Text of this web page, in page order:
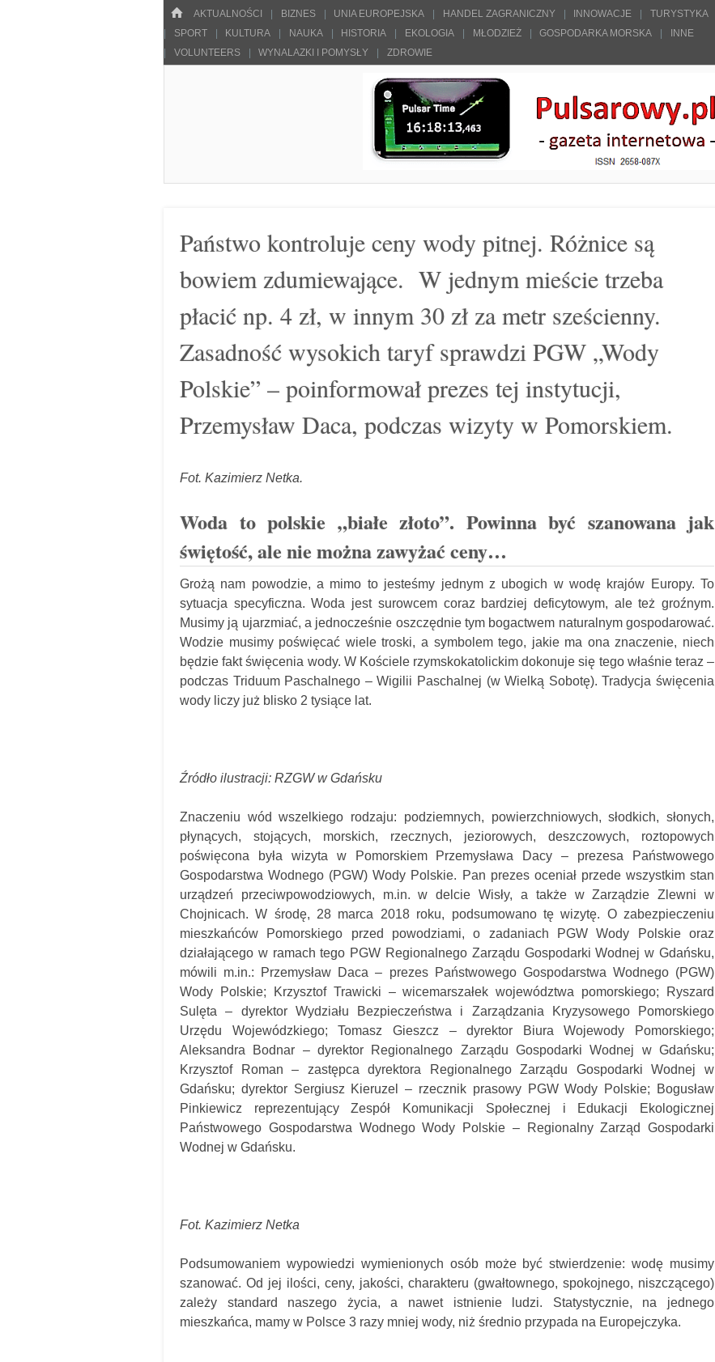
HOME
Menu
SKOCZ DO TREŚCI
AKTUALNOŚCI BIZNES UNIA EUROPEJSKA HANDEL ZAGRANICZNY INNOWACJE
TURYSTYKA
SPORT
KULTURA NAUKA HISTORIA EKOLOGIA MŁODZIEŻ GOSPODARKA MORSKA
INNE
VOLUNTEERS
WYNALAZKI I POMYSŁY ZDROWIE
Państwo kontroluje ceny wody pitnej. Różnice są
bowiem zdumiewające. W jednym mieście trzeba
płacić np. 4 zł, w innym 30 zł za metr sześcienny.
Zasadność wysokich taryf sprawdzi PGW „Wody
Polskie” – poinformował prezes tej instytucji,
Przemysław Daca, podczas wizyty w Pomorskiem.
Fot. Kazimierz Netka.
Woda to polskie „białe złoto”. Powinna być szanowana jak
świętość, ale nie można zawyżać ceny…
Grożą nam powodzie, a mimo to jesteśmy jednym z ubogich w wodę krajów Europy. To
sytuacja specyficzna. Woda jest surowcem coraz bardziej deficytowym, ale też groźnym.
Musimy ją ujarzmiać, a jednocześnie oszczędnie tym bogactwem naturalnym gospodarować.
Wodzie musimy poświęcać wiele troski, a symbolem tego, jakie ma ona znaczenie, niech
będzie fakt święcenia wody. W Kościele rzymskokatolickim dokonuje się tego właśnie teraz –
podczas Triduum Paschalnego – Wigilii Paschalnej (w Wielką Sobotę). Tradycja święcenia
wody liczy już blisko 2 tysiące lat.
Źródło ilustracji: RZGW w Gdańsku
Znaczeniu wód wszelkiego rodzaju: podziemnych, powierzchniowych, słodkich, słonych,
płynących, stojących, morskich, rzecznych, jeziorowych, deszczowych, roztopowych
poświęcona była wizyta w Pomorskiem Przemysława Dacy – prezesa Państwowego
Gospodarstwa Wodnego (PGW) Wody Polskie. Pan prezes oceniał przede wszystkim stan
urządzeń przeciwpowodziowych, m.in. w delcie Wisły, a także w Zarządzie Zlewni w
Chojnicach. W środę, 28 marca 2018 roku, podsumowano tę wizytę. O zabezpieczeniu
mieszkańców Pomorskiego przed powodziami, o zadaniach PGW Wody Polskie oraz
działającego w ramach tego PGW Regionalnego Zarządu Gospodarki Wodnej w Gdańsku,
mówili m.in.: Przemysław Daca – prezes Państwowego Gospodarstwa Wodnego (PGW)
Wody Polskie; Krzysztof Trawicki – wicemarszałek województwa pomorskiego; Ryszard
Sulęta – dyrektor Wydziału Bezpieczeństwa i Zarządzania Kryzysowego Pomorskiego
Urzędu Wojewódzkiego; Tomasz Gieszcz – dyrektor Biura Wojewody Pomorskiego;
Aleksandra Bodnar – dyrektor Regionalnego Zarządu Gospodarki Wodnej w Gdańsku;
Krzysztof Roman – zastępca dyrektora Regionalnego Zarządu Gospodarki Wodnej w
Gdańsku; dyrektor Sergiusz Kieruzel – rzecznik prasowy PGW Wody Polskie; Bogusław
Pinkiewicz reprezentujący Zespół Komunikacji Społecznej i Edukacji Ekologicznej
Państwowego Gospodarstwa Wodnego Wody Polskie – Regionalny Zarząd Gospodarki
Wodnej w Gdańsku.
Fot. Kazimierz Netka
Podsumowaniem wypowiedzi wymienionych osób może być stwierdzenie: wodę musimy
szanować. Od jej ilości, ceny, jakości, charakteru (gwałtownego, spokojnego, niszczącego)
zależy standard naszego życia, a nawet istnienie ludzi. Statystycznie, na jednego
mieszkańca, mamy w Polsce 3 razy mniej wody, niż średnio przypada na Europejczyka.